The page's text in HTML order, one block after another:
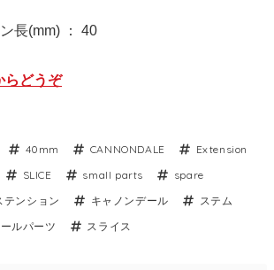
長(mm) ： 40
らどうぞ
40mm CANNONDALE
Extension
SLICE small parts
spare
テンション キャノンデール
ステム
ルパーツ スライス